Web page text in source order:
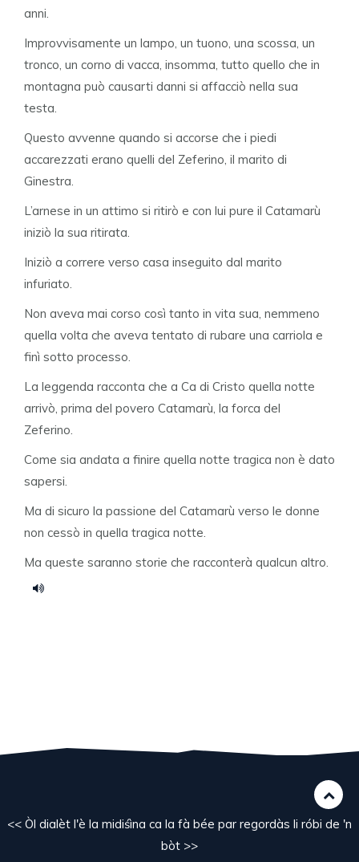
anni.
Improvvisamente un lampo, un tuono, una scossa, un
tronco, un corno di vacca, insomma, tutto quello che in
montagna può causarti danni si affacciò nella sua
testa.
Questo avvenne quando si accorse che i piedi
accarezzati erano quelli del Zeferino, il marito di
Ginestra.
L’arnese in un attimo si ritirò e con lui pure il Catamarù
iniziò la sua ritirata.
Iniziò a correre verso casa inseguito dal marito
infuriato.
Non aveva mai corso così tanto in vita sua, nemmeno
quella volta che aveva tentato di rubare una carriola e
finì sotto processo.
La leggenda racconta che a Ca di Cristo quella notte
arrivò, prima del povero Catamarù, la forca del
Zeferino.
Come sia andata a finire quella notte tragica non è dato
sapersi.
Ma di sicuro la passione del Catamarù verso le donne
non cessò in quella tragica notte.
Ma queste saranno storie che racconterà qualcun altro.
<< Òl dialèt l'è la midiśìna ca la fà bée par regordàs li róbi de 'n
bòt >>